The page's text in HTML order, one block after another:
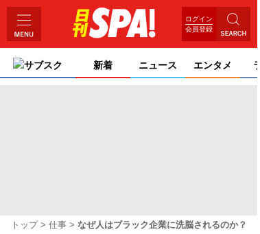
ログイン
会員登録
サブスク 新着 ニュース エンタメ
トップ 仕事 なぜ人はブラック企業に洗脳されるのか？